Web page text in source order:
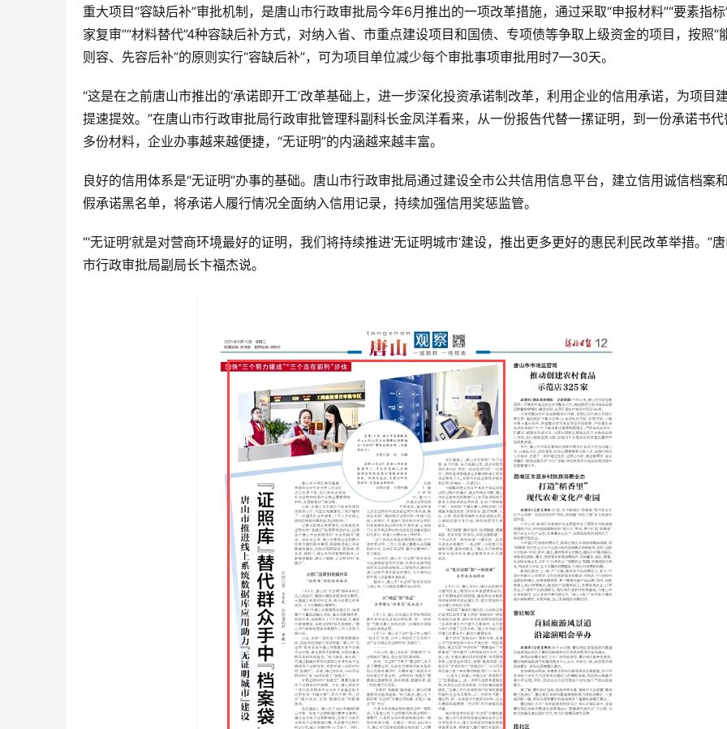
重大项目“容缺后补”审批机制，是唐山市行政审批局今年6月推出的一项改革措施，通过采取“申报材料”“要素指标
家复审”“材料替代”4种容缺后补方式，对纳入省、市重点建设项目和国债、专项债等争取上级资金的项目，按照“
则容、先容后补”的原则实行“容缺后补”，可为项目单位减少每个审批事项审批用时7—30天。
“这是在之前唐山市推出的‘承诺即开工’改革基础上，进一步深化投资承诺制改革，利用企业的信用承诺，为项目
提速提效。”在唐山市行政审批局行政审批管理科副科长金凤洋看来，从一份报告代替一摞证明，到一份承诺书代
多份材料，企业办事越来越便捷，“无证明”的内涵越来越丰富。
良好的信用体系是“无证明”办事的基础。唐山市行政审批局通过建设全市公共信用信息平台，建立信用诚信档案
假承诺黑名单，将承诺人履行情况全面纳入信用记录，持续加强信用奖惩监管。
“‘无证明’就是对营商环境最好的证明，我们将持续推进‘无证明城市’建设，推出更多更好的惠民利民改革举措。”
市行政审批局副局长卞福杰说。